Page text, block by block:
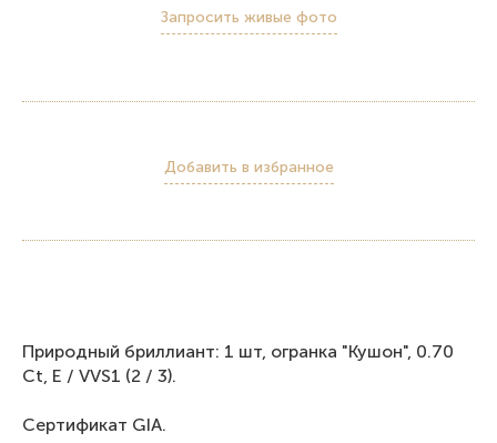
Запросить живые фото
Добавить в избранное
Природный бриллиант: 1 шт, огранка "Кушон", 0.70
Ct, Е / VVS1 (2 / 3).
Сертификат GIA.